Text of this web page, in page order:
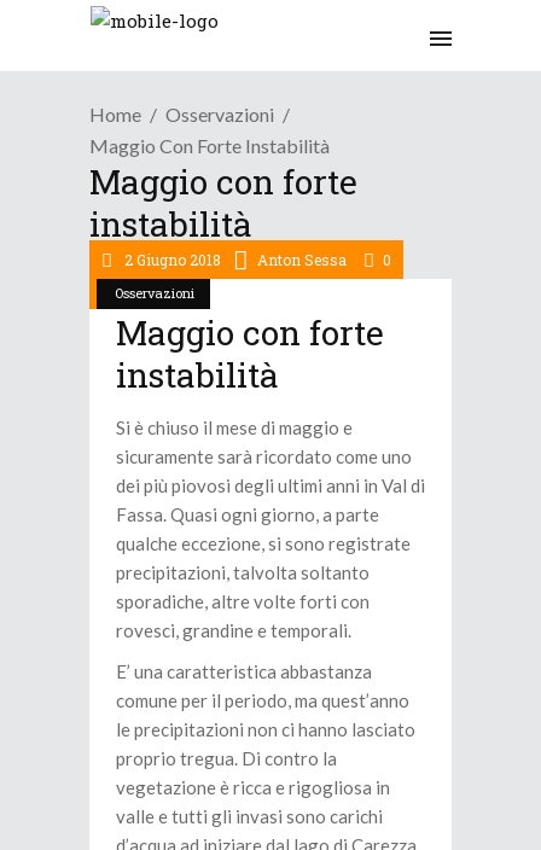
Home
Osservazioni
Maggio Con Forte Instabilità
Maggio con forte
instabilità
Osservazioni
2 Giugno 2018 Anton Sessa 0
Maggio con forte
instabilità
Si è chiuso il mese di maggio e
sicuramente sarà ricordato come uno
dei più piovosi degli ultimi anni in Val di
Fassa. Quasi ogni giorno, a parte
qualche eccezione, si sono registrate
precipitazioni, talvolta soltanto
sporadiche, altre volte forti con
rovesci, grandine e temporali.
E’ una caratteristica abbastanza
comune per il periodo, ma quest’anno
le precipitazioni non ci hanno lasciato
proprio tregua. Di contro la
vegetazione è ricca e rigogliosa in
valle e tutti gli invasi sono carichi
d’acqua ad iniziare dal lago di Carezza